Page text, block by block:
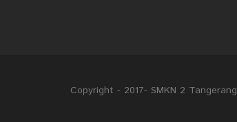
Copyright - 2017- SMKN 2 Tangerang